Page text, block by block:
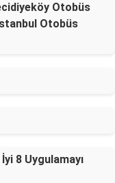
Otobüs
Otobüs
8 Uygulamayı